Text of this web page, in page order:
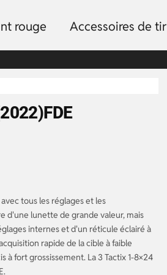
rouge Accessoires de tir
tous les réglages et les
d'une lunette de grande valeur, mais
internes et d'un réticule éclairé à
rapide de la cible à faible
à fort grossissement. La 3 Tactix 1-8×24